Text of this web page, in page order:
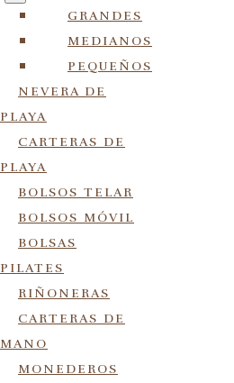
GRANDES
MEDIANOS
PEQUEÑOS
NEVERA DE
PLAYA
CARTERAS DE
PLAYA
BOLSOS TELAR
BOLSOS MÓVIL
BOLSAS
PILATES
RIÑONERAS
CARTERAS DE
MANO
MONEDEROS